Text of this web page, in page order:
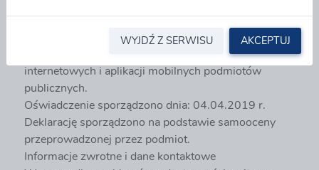
WYJDŹ Z SERWISU AKCEPTUJ
Data ostatniej istotnej aktualizacji: 28.11.2022 r.
Witryna internetowa jest zgodna z ustawą z dnia 4
kwietnia 2019 r. o dostępności cyfrowej stron
internetowych i aplikacji mobilnych podmiotów
publicznych.
Oświadczenie sporządzono dnia: 04.04.2019 r.
Deklarację sporządzono na podstawie samooceny
przeprowadzonej przez podmiot.
Informacje zwrotne i dane kontaktowe